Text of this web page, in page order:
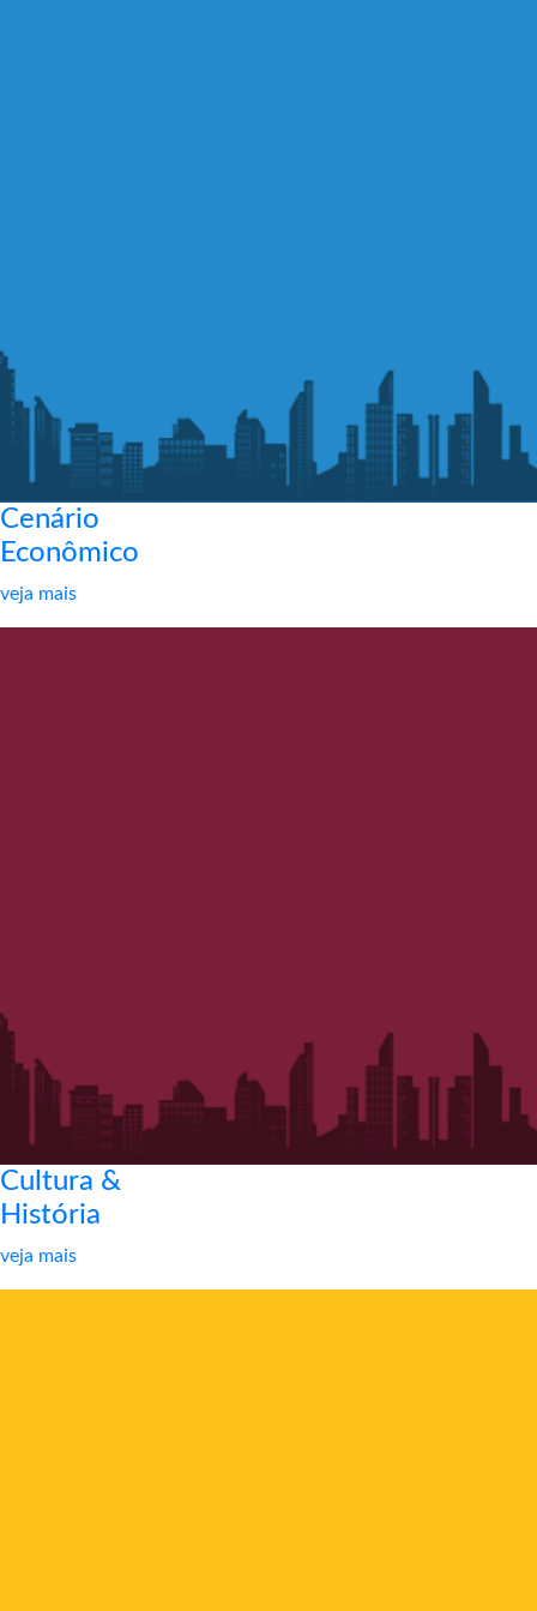
Cenário
Econômico
veja mais
Cultura &
História
veja mais